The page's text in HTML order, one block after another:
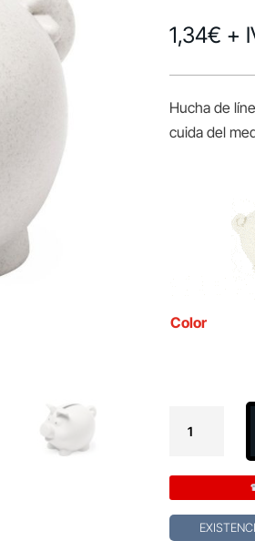
1,34€ +
Hucha de
cuida del
Color
Darfil